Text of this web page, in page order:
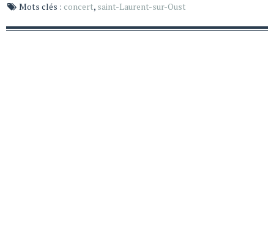
Mots clés : concert, saint-Laurent-sur-Oust